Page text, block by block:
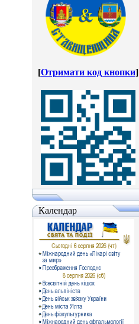
[Отримати код кнопки]
Календар